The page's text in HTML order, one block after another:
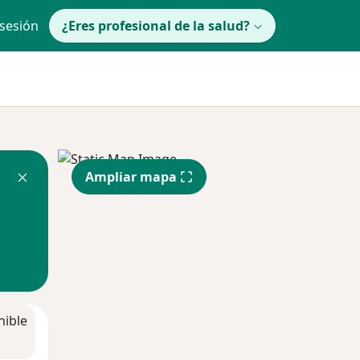
¿Eres profesional de la salud?
Ampliar mapa